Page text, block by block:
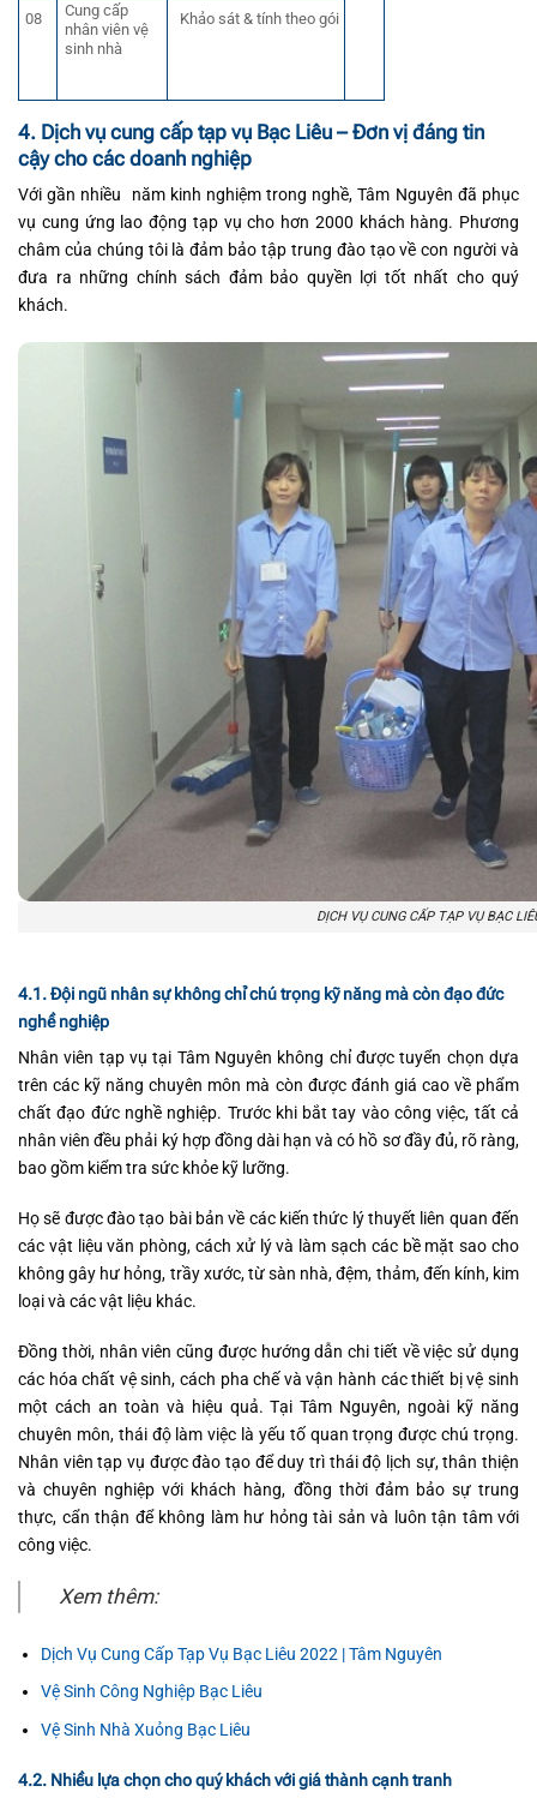
08
Cung cấp
nhân viên vệ
sinh nhà
Khảo sát & tính theo gói
4. Dịch vụ cung cấp tạp vụ Bạc Liêu – Đơn vị đáng tin
cậy cho các doanh nghiệp
Với gần nhiều năm kinh nghiệm trong nghề, Tâm Nguyên đã phục
vụ cung ứng lao động tạp vụ cho hơn 2000 khách hàng. Phương
châm của chúng tôi là đảm bảo tập trung đào tạo về con người và
đưa ra những chính sách đảm bảo quyền lợi tốt nhất cho quý
khách.
DỊCH VỤ CUNG CẤP TẠP VỤ BẠC
4.1. Đội ngũ nhân sự không chỉ chú trọng kỹ năng mà còn đạo đức
nghề nghiệp
Nhân viên tạp vụ tại Tâm Nguyên không chỉ được tuyển chọn dựa
trên các kỹ năng chuyên môn mà còn được đánh giá cao về phẩm
chất đạo đức nghề nghiệp. Trước khi bắt tay vào công việc, tất cả
nhân viên đều phải ký hợp đồng dài hạn và có hồ sơ đầy đủ, rõ ràng,
bao gồm kiểm tra sức khỏe kỹ lưỡng.
Họ sẽ được đào tạo bài bản về các kiến thức lý thuyết liên quan đến
các vật liệu văn phòng, cách xử lý và làm sạch các bề mặt sao cho
không gây hư hỏng, trầy xước, từ sàn nhà, đệm, thảm, đến kính, kim
loại và các vật liệu khác.
Đồng thời, nhân viên cũng được hướng dẫn chi tiết về việc sử dụng
các hóa chất vệ sinh, cách pha chế và vận hành các thiết bị vệ sinh
một cách an toàn và hiệu quả. Tại Tâm Nguyên, ngoài kỹ năng
chuyên môn, thái độ làm việc là yếu tố quan trọng được chú trọng.
Nhân viên tạp vụ được đào tạo để duy trì thái độ lịch sự, thân thiện
và chuyên nghiệp với khách hàng, đồng thời đảm bảo sự trung
thực, cẩn thận để không làm hư hỏng tài sản và luôn tận tâm với
công việc.
Xem thêm:
Dịch Vụ Cung Cấp Tạp Vụ Bạc Liêu 2022 | Tâm Nguyên
Vệ Sinh Công Nghiệp Bạc Liêu
Vệ Sinh Nhà Xuỏng Bạc Liêu
4.2. Nhiều lựa chọn cho quý khách với giá thành cạnh tranh